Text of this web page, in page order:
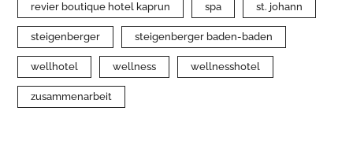
revier boutique hotel kaprun spa st. johann
steigenberger steigenberger baden-baden
wellhotel wellness wellnesshotel
zusammenarbeit